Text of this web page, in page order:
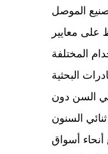
الموصل
على معايير
البحثية
السن دون
السنون
أنحاء أسواق